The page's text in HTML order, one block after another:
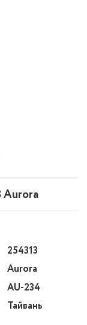
254313
Aurora
AU-234
Тайвань